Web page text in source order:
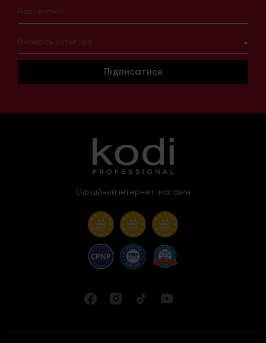
Виберіть категорії
Підписатися
Офіційний інтернет-магазин